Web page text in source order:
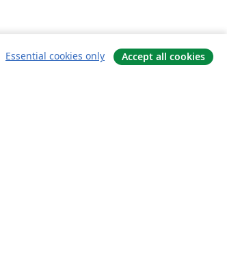
Essential cookies only Accept all cookies